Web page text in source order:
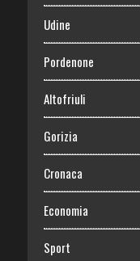
Udine
Pordenone
Altofriuli
Gorizia
Cronaca
Economia
Sport